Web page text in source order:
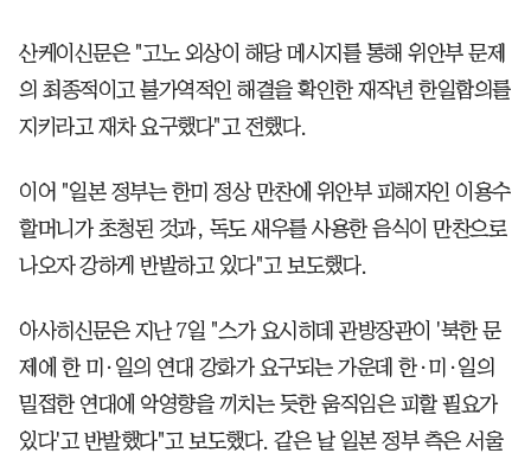
산케이신문은 "고노 외상이 해당 메시지를 통해 위안부 문제
의 최종적이고 불가역적인 해결을 확인한 재작년 한일합의를
지키라고 재차 요구했다"고 전했다.
이어 "일본 정부는 한미 정상 만찬에 위안부 피해자인 이용수
할머니가 초청된 것과, 독도 새우를 사용한 음식이 만찬으로
나오자 강하게 반발하고 있다"고 보도했다.
아사히신문은 지난 7일 "스가 요시히데 관방장관이 '북한 문
제에 한 미·일의 연대 강화가 요구되는 가운데 한·미·일의
밀접한 연대에 악영향을 끼치는 듯한 움직임은 피할 필요가
있다'고 반발했다"고 보도했다. 같은 날 일본 정부 측은 서울